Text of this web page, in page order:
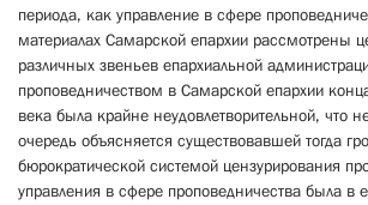
периода, как управление в сфере
материалах Самарской епархии рассмотрены
различных звеньев епархиальной
проповедничеством в Самарской епархии
века была крайне неудовлетворительной, что
очередь объясняется существовавшей тогда
бюрократической системой цензурирования
управления в сфере проповедничества была в